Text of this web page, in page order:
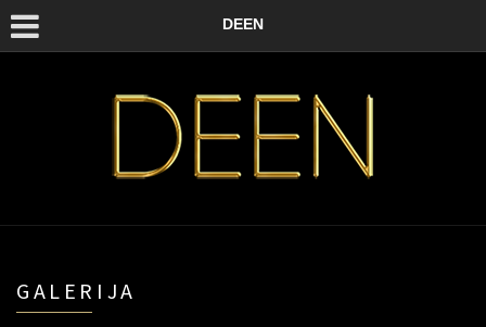
DEEN
GALERIJA